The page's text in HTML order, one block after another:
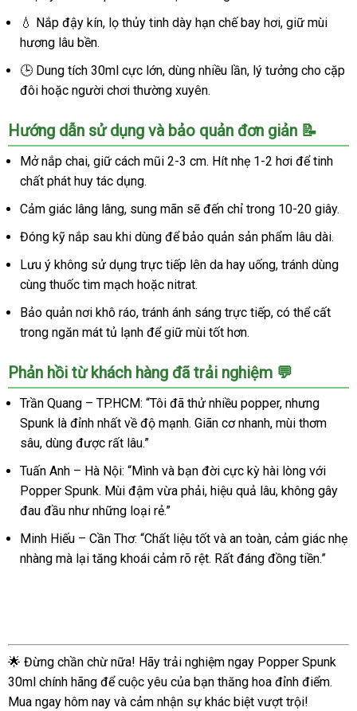
chóng
💧 Nắp đậy kín, lọ thủy tinh dày hạn chế bay hơi, giữ mùi
hương lâu bền.
🕒 Dung tích 30ml cực lớn, dùng nhiều lần, lý tưởng cho cặp
đôi hoặc người chơi thường xuyên.
Hướng dẫn sử dụng và bảo quản đơn giản 📝
Mở nắp chai, giữ cách mũi 2-3 cm. Hít nhẹ 1-2 hơi để tinh
chất phát huy tác dụng.
Cảm giác lâng lâng, sung mãn sẽ đến chỉ trong 10-20 giây.
Đóng kỹ nắp sau khi dùng để bảo quản sản phẩm lâu dài.
Lưu ý không sử dụng trực tiếp lên da hay uống, tránh dùng
cùng thuốc tim mạch hoặc nitrat.
Bảo quản nơi khô ráo, tránh ánh sáng trực tiếp, có thể cất
trong ngăn mát tủ lạnh để giữ mùi tốt hơn.
Phản hồi từ khách hàng đã trải nghiệm 💬
Trần Quang – TP.HCM: “Tôi đã thử nhiều popper, nhưng
Spunk là đỉnh nhất về độ mạnh. Giãn cơ nhanh, mùi thơm
sâu, dùng được rất lâu.”
Tuấn Anh – Hà Nội: “Mình và bạn đời cực kỳ hài lòng với
Popper Spunk. Mùi đậm vừa phải, hiệu quả lâu, không gây
đau đầu như những loại rẻ.”
Minh Hiếu – Cần Thơ: “Chất liệu tốt và an toàn, cảm giác nhẹ
nhàng mà lại tăng khoái cảm rõ rệt. Rất đáng đồng tiền.”
🌟 Đừng chần chừ nữa! Hãy trải nghiệm ngay Popper Spunk
30ml chính hãng để cuộc yêu của bạn thăng hoa đỉnh điểm.
Mua ngay hôm nay và cảm nhận sự khác biệt vượt trội!